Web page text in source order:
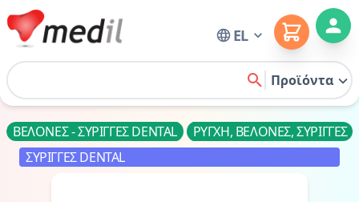
Home EL
Cart
search
Προϊόντα
ΒΕΛΟΝΕΣ - ΣΥΡΙΓΓΕΣ DENTAL
ΡΥΓΧΗ, ΒΕΛΟΝΕΣ, ΣΥΡΙΓΓΕΣ
ΣΥΡΙΓΓΕΣ DENTAL